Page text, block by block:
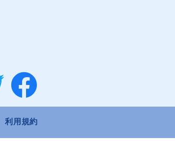
利用規約